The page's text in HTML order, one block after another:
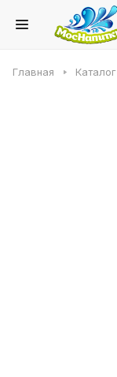
Главная Каталог